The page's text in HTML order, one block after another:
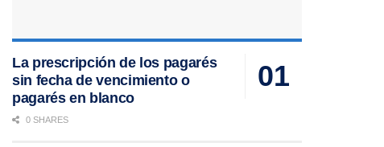
La prescripción de los pagarés
sin fecha de vencimiento o
pagarés en blanco
0 SHARES